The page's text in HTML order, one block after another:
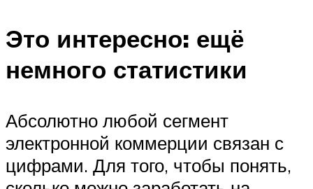
Это интересно: ещё
немного статистики
Абсолютно любой сегмент
электронной коммерции связан с
цифрами. Для того, чтобы понять,